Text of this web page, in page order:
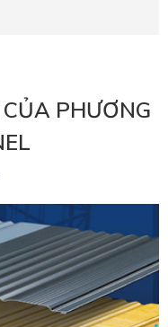
PHƯƠNG